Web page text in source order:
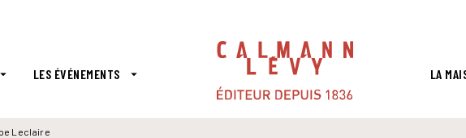
arrow_drop_down LES ÉVÉNEMENTS arrow_drop_down LA
Leclaire